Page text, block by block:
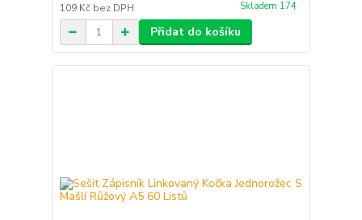
109 Kč bez DPH Skladem 174
Přidat do košíku